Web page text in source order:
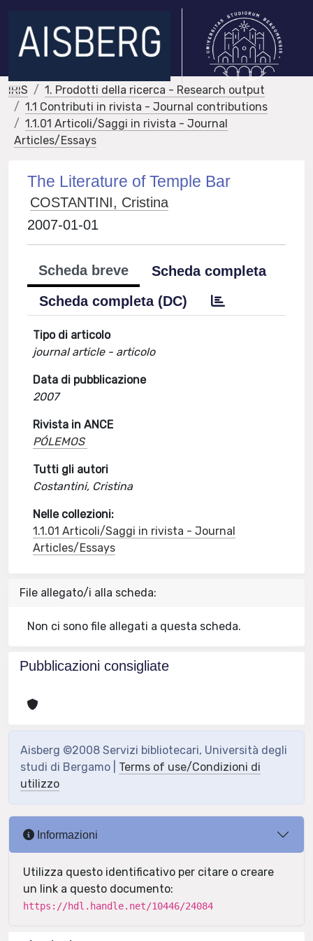
IRIS
1. Prodotti della ricerca - Research output
1.1 Contributi in rivista - Journal contributions
1.1.01 Articoli/Saggi in rivista - Journal
Articles/Essays
The Literature of Temple Bar
COSTANTINI, Cristina
2007-01-01
Scheda breve
Scheda completa
Scheda completa (DC)
Tipo di articolo
journal article - articolo
Data di pubblicazione
2007
Rivista in ANCE
PÓLEMOS
Tutti gli autori
Costantini, Cristina
Nelle collezioni:
1.1.01 Articoli/Saggi in rivista - Journal
Articles/Essays
File allegato/i alla scheda:
Non ci sono file allegati a questa scheda.
Pubblicazioni consigliate
Aisberg ©2008 Servizi bibliotecari, Università degli
studi di Bergamo | Terms of use/Condizioni di
utilizzo
Informazioni
Utilizza questo identificativo per citare o creare
un link a questo documento:
https://hdl.handle.net/10446/24084